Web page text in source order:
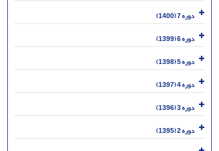
دوره 7 (1400)
دوره 6 (1399)
دوره 5 (1398)
دوره 4 (1397)
دوره 3 (1396)
دوره 2 (1395)